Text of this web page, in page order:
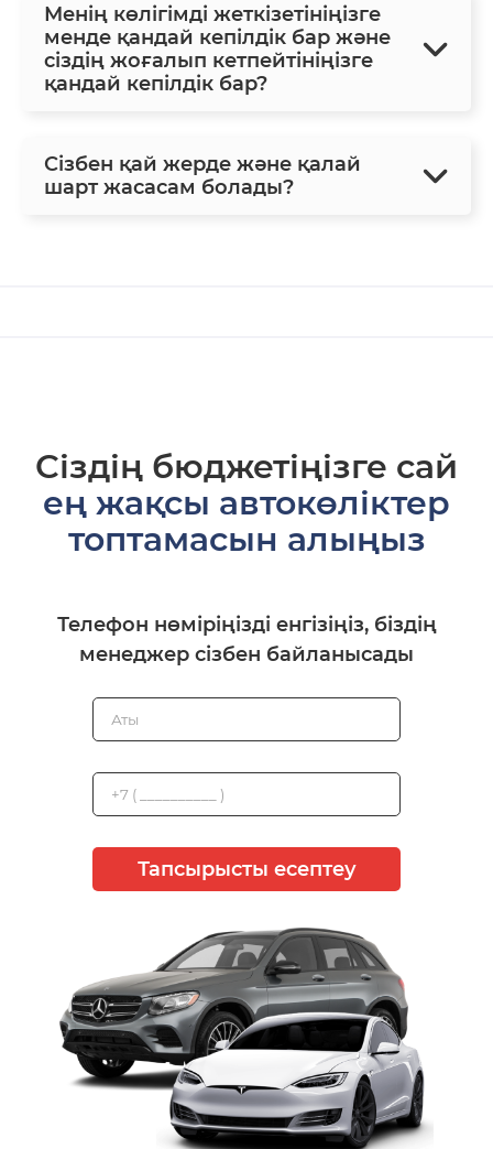
Менің көлігімді жеткізетініңізге
менде қандай кепілдік бар және
сіздің жоғалып кетпейтініңізге
қандай кепілдік бар?
Сізбен қай жерде және қалай
шарт жасасам болады?
Сіздің бюджетіңізге сай
ең жақсы автокөліктер
топтамасын алыңыз
Телефон нөміріңізді енгізіңіз, біздің
менеджер сізбен байланысады
Тапсырысты есептеу